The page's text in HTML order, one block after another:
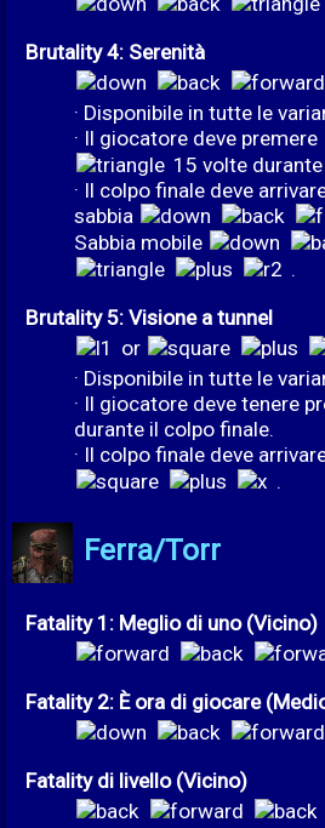
Brutality 4: Serenità
· Disponibile in tutte le
· Il giocatore deve premere
15 volte
· Il colpo finale deve
sabbia
Sabbia mobile
.
Brutality 5: Visione a tunnel
or
· Disponibile in tutte le
· Il giocatore deve tenere
durante il colpo finale.
· Il colpo finale deve
.
Ferra/Torr
Fatality 1: Meglio di uno (Vicino)
Fatality 2: È ora di giocare
Fatality di livello (Vicino)